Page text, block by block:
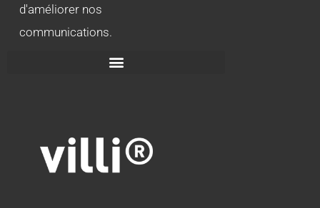
d'améliorer nos
communications.